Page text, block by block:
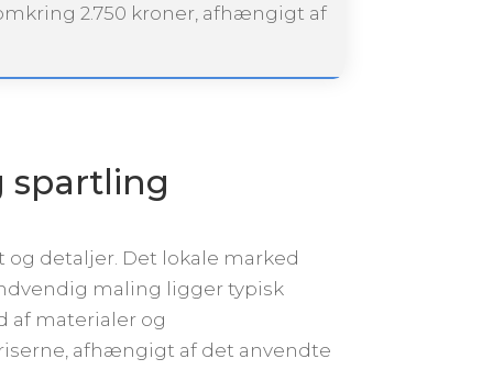
2.750 kroner, afhængigt af
spartling
detaljer. Det lokale marked
maling ligger typisk
af materialer og
afhængigt af det anvendte